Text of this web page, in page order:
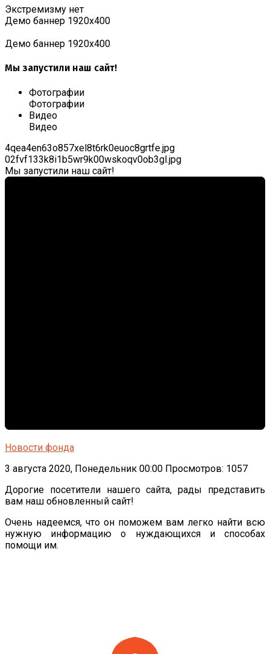
Экстремизму нет
Демо баннер 1920х400
Демо баннер 1920х400
Мы запустили наш сайт!
Фотографии
Фотографии
Видео
Видео
4qea4en63o857xel8t6rk0euoc8grtfe.jpg
02fvf133k8i1b5wr9k00wskoqv0ob3gl.jpg
Мы запустили наш сайт!
Новости фонда
3 августа 2020, Понедельник 00:00 Просмотров: 1057
Дорогие посетители нашего сайта, рады представить
вам наш обновленный сайт!
Очень надеемся, что он поможем вам легко найти всю
нужную информацию о нуждающихся и способах
помощи им.